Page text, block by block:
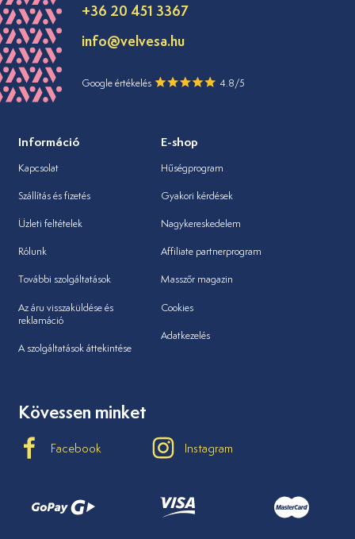
+36 20 451 3367
info@velvesa.hu
Google értékelés 4.8/5
Információ
Kapcsolat
Szállítás és fizetés
Üzleti feltételek
Rólunk
További szolgáltatások
Az áru visszaküldése és
reklamáció
A szolgáltatások áttekintése
E-shop
Hűségprogram
Gyakori kérdések
Nagykereskedelem
Affiliate partnerprogram
Masszőr magazin
Cookies
Adatkezelés
Kövessen minket
Facebook Instagram